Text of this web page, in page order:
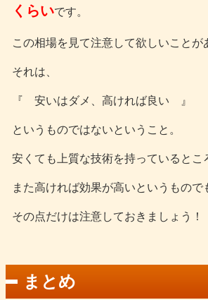
くらいです。
この相場を見て注意して欲しいことが
それは、
『 安いはダメ、高ければ良い 』
というものではないということ。
安くても上質な技術を持っているとこ
また高ければ効果が高いというもので
その点だけは注意しておきましょう！
まとめ